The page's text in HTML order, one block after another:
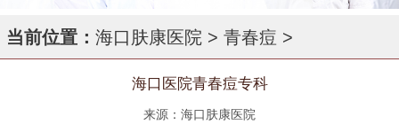
当前位置： 海口肤康医院 > 青春痘 >
海口医院青春痘专科
来源：海口肤康医院